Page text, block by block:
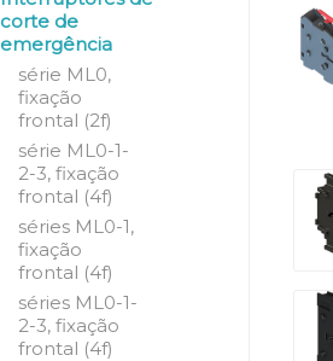
corte de
emergência
série ML0,
fixação
frontal (2f)
série ML0-1-
2-3, fixação
frontal (4f)
séries ML0-1,
fixação
frontal (4f)
séries ML0-1-
2-3, fixação
frontal (4f)